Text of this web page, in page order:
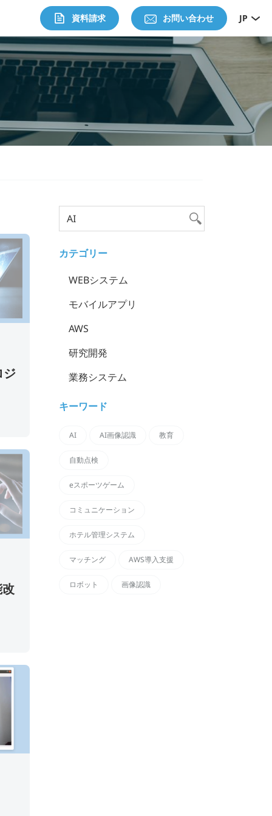
JP
資料請求 お問い合わせ
ジ
カテゴリー
WEBシステム
モバイルアプリ
AWS
研究開発
業務システム
キーワード
AI AI画像認識 教育
自動点検
eスポーツゲーム
コミュニケーション
ホテル管理システム
マッチング AWS導入支援
ロボット 画像認識